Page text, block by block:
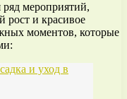
ряд мероприятий,
рост и красивое
моментов, которые
и уход в